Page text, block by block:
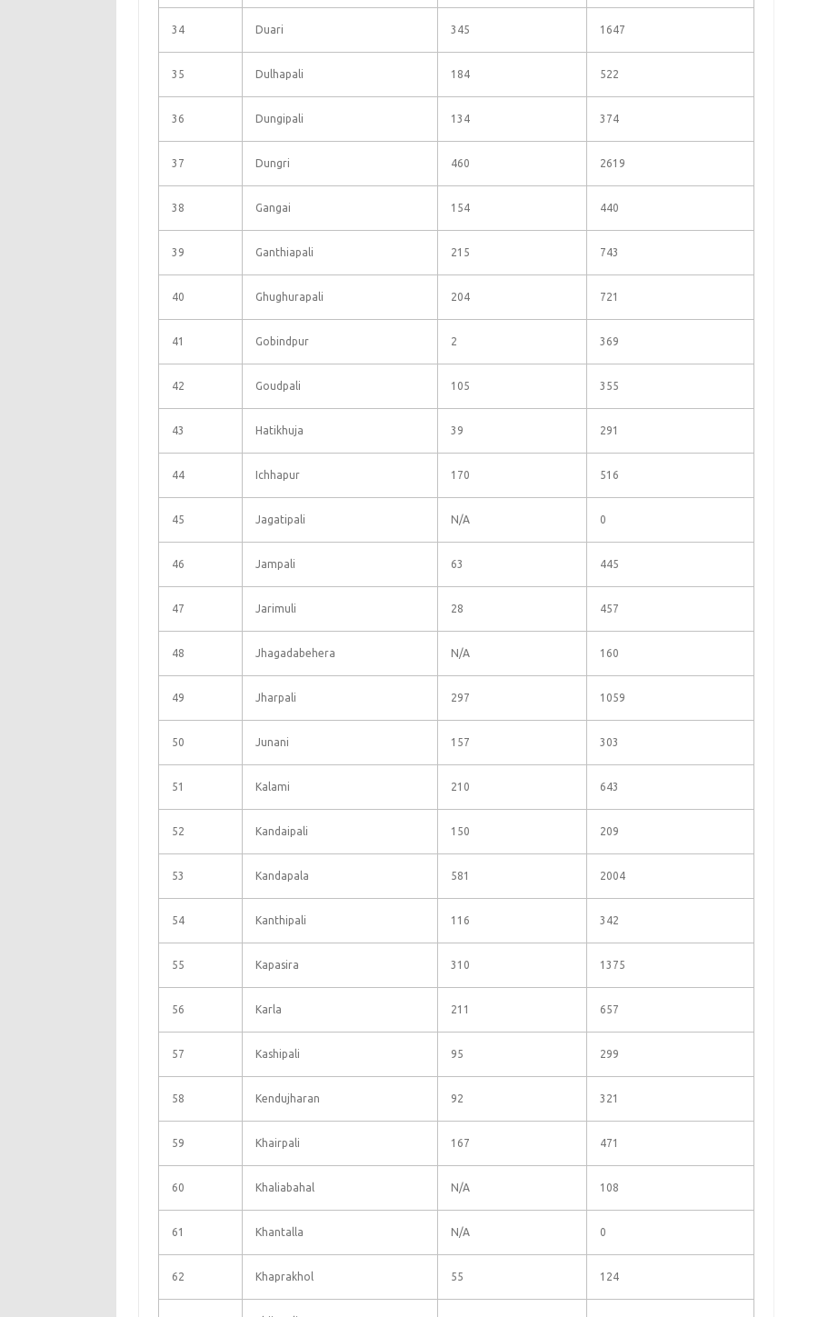
34 Duari 345 1647
35 Dulhapali 184 522
36 Dungipali 134 374
37 Dungri 460 2619
38 Gangai 154 440
39 Ganthiapali 215 743
40 Ghughurapali 204 721
41 Gobindpur 2 369
42 Goudpali 105 355
43 Hatikhuja 39 291
44 Ichhapur 170 516
45 Jagatipali N/A 0
46 Jampali 63 445
47 Jarimuli 28 457
48 Jhagadabehera N/A 160
49 Jharpali 297 1059
50 Junani 157 303
51 Kalami 210 643
52 Kandaipali 150 209
53 Kandapala 581 2004
54 Kanthipali 116 342
55 Kapasira 310 1375
56 Karla 211 657
57 Kashipali 95 299
58 Kendujharan 92 321
59 Khairpali 167 471
60 Khaliabahal N/A 108
61 Khantalla N/A 0
62 Khaprakhol 55 124